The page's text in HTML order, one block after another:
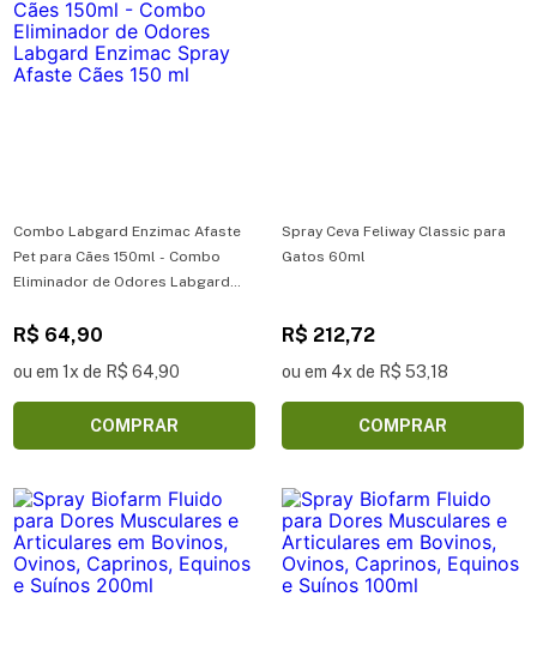
Combo Labgard Enzimac Afaste
Pet para Cães 150ml - Combo
Eliminador de Odores Labgard
R$ 64,90
ou em 1x de R$ 64,90
COMPRAR
Spray Ceva Feliway Classic para
Gatos 60ml
R$ 212,72
ou em 4x de R$ 53,18
COMPRAR